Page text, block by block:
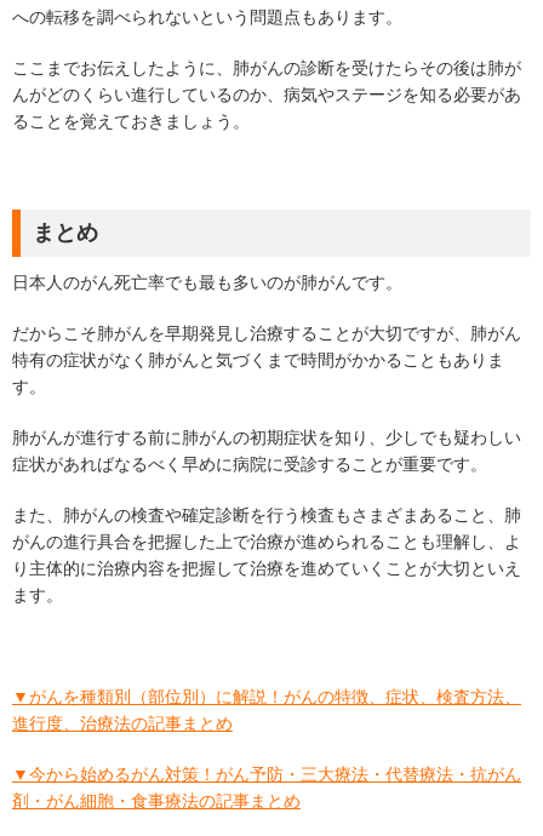
への転移を調べられないという問題点もあります。
ここまでお伝えしたように、肺がんの診断を受けたらその後は肺が
んがどのくらい進行しているのか、病気やステージを知る必要があ
ることを覚えておきましょう。
まとめ
日本人のがん死亡率でも最も多いのが肺がんです。
だからこそ肺がんを早期発見し治療することが大切ですが、肺がん
特有の症状がなく肺がんと気づくまで時間がかかることもありま
す。
肺がんが進行する前に肺がんの初期症状を知り、少しでも疑わしい
症状があればなるべく早めに病院に受診することが重要です。
また、肺がんの検査や確定診断を行う検査もさまざまあること、肺
がんの進行具合を把握した上で治療が進められることも理解し、よ
り主体的に治療内容を把握して治療を進めていくことが大切といえ
ます。
▼がんを種類別（部位別）に解説！がんの特徴、症状、検査方法、
進行度、治療法の記事まとめ
▼今から始めるがん対策！がん予防・三大療法・代替療法・抗がん
剤・がん細胞・食事療法の記事まとめ